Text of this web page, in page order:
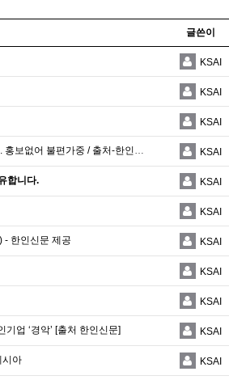
글쓴이
KSAI
KSAI
KSAI
KSAI
합니다. KSAI
KSAI
- 한인신문 제공 KSAI
KSAI
KSAI
업 ‘경악’ [출처 한인신문] KSAI
시아 KSAI